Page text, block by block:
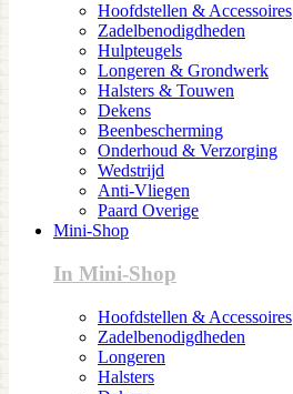
Hoofdstellen & Accessoires
Zadelbenodigdheden
Hulpteugels
Longeren & Grondwerk
Halsters & Touwen
Dekens
Beenbescherming
Onderhoud & Verzorging
Wedstrijd
Anti-Vliegen
Paard Overige
Mini-Shop
In Mini-Shop
Hoofdstellen & Accessoires
Zadelbenodigdheden
Longeren
Halsters